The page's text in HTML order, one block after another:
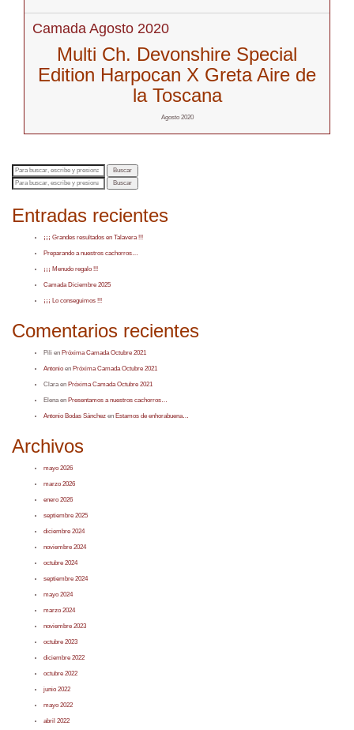
Camada Agosto 2020
Multi Ch. Devonshire Special
Edition Harpocan X Greta Aire de
la Toscana
Agosto 2020
Buscar
Buscar
Entradas recientes
¡¡¡ Grandes resultados en Talavera !!!
Preparando a nuestros cachorros…
¡¡¡ Menudo regalo !!!
Camada Diciembre 2025
¡¡¡ Lo conseguimos !!!
Comentarios recientes
Pili en Próxima Camada Octubre 2021
Antonio en Próxima Camada Octubre 2021
Claraen Próxima Camada Octubre 2021
Elenaen Presentamos a nuestros cachorros…
Antonio Bodas Sánchez en Estamos de enhorabuena…
Archivos
mayo 2026
marzo 2026
enero 2026
septiembre 2025
diciembre 2024
noviembre 2024
octubre 2024
septiembre 2024
mayo 2024
marzo 2024
noviembre 2023
octubre 2023
diciembre 2022
octubre 2022
junio 2022
mayo 2022
abril 2022